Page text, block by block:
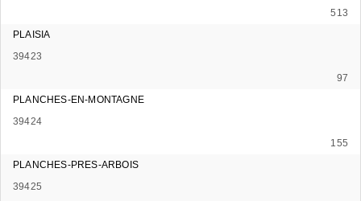
513
PLAISIA
39423
97
PLANCHES-EN-MONTAGNE
39424
155
PLANCHES-PRES-ARBOIS
39425